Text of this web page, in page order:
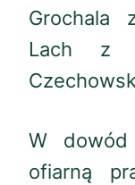
Grochala
Lach z
W dowód
ofiarną